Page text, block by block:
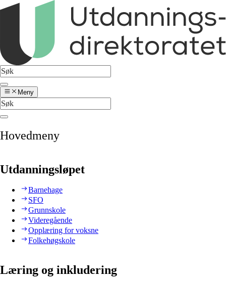
Meny
Hovedmeny
Utdanningsløpet
Barnehage
SFO
Grunnskole
Videregående
Opplæring for voksne
Folkehøgskole
Læring og inkludering